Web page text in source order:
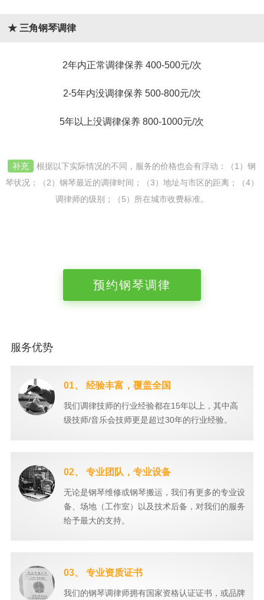
★ 三角钢琴调律
2年内正常调律保养 400-500元/次
2-5年内没调律保养 500-800元/次
5年以上没调律保养 800-1000元/次
补充
根据以下实际情况的不同，服务的价格也会有浮动：（1）钢
琴状况；（2）钢琴最近的调律时间；（3）地址与市区的距离；（4）
调律师的级别；（5）所在城市收费标准。
预约钢琴调律
服务优势
01、 经验丰富，覆盖全国
我们调律技师的行业经验都在15年以上，其中高
级技师/音乐会技师更是超过30年的行业经验。
02、 专业团队，专业设备
无论是钢琴维修或钢琴搬运，我们有更多的专业设
备、场地（工作室）以及技术后备，对我们的服务
给予最大的支持。
03、 专业资质证书
我们的钢琴调律师拥有国家资格认证证书，或品牌